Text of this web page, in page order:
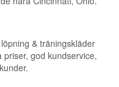
& träningskläder
god kundservice,